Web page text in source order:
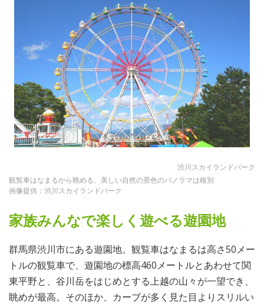
渋川スカイランドパーク
観覧車はなまるから眺める、美しい自然の景色のパノラマは格別
画像提供：渋川スカイランドパーク
家族みんなで楽しく遊べる遊園地
群馬県渋川市にある遊園地。観覧車はなまるは高さ50メー
トルの観覧車で、遊園地の標高460メートルとあわせて関
東平野と、谷川岳をはじめとする上越の山々が一望でき、
眺めが最高。そのほか、カーブが多く見た目よりスリルい